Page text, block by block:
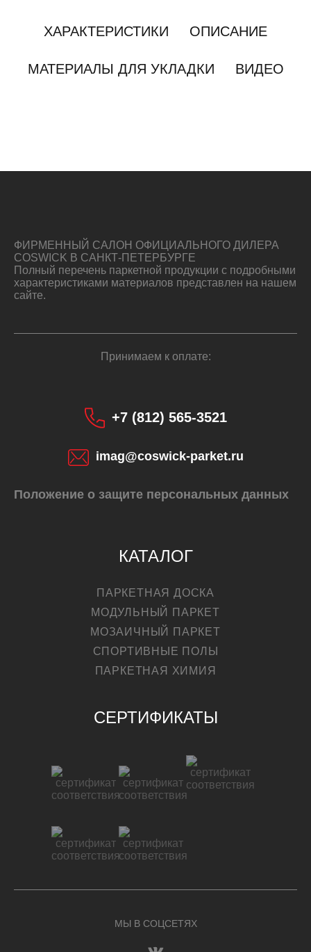
ХАРАКТЕРИСТИКИ ОПИСАНИЕ
МАТЕРИАЛЫ ДЛЯ УКЛАДКИ ВИДЕО
ФИРМЕННЫЙ САЛОН ОФИЦИАЛЬНОГО ДИЛЕРА
COSWICK В САНКТ-ПЕТЕРБУРГЕ
Полный перечень паркетной продукции с подробными
характеристиками материалов представлен на нашем
сайте.
Принимаем к оплате:
+7 (812) 565-3521
imag@coswick-parket.ru
Положение о защите персональных данных
КАТАЛОГ
ПАРКЕТНАЯ ДОСКА
МОДУЛЬНЫЙ ПАРКЕТ
МОЗАИЧНЫЙ ПАРКЕТ
СПОРТИВНЫЕ ПОЛЫ
ПАРКЕТНАЯ ХИМИЯ
СЕРТИФИКАТЫ
МЫ В СОЦСЕТЯХ